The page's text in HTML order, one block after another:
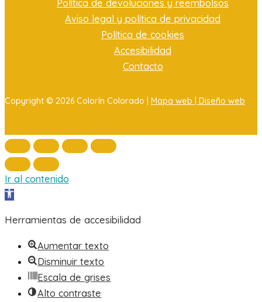
Política de devoluciones y reembolsos
Aviso legal y política de privacidad
Política de cookies
Accesibilidad
Contacto
Copyright © 2026 Colorín Colorado | Mapa web | Diseño web
Ir al contenido
Abrir barra de herramientas
Herramientas de accesibilidad
Aumentar texto
Disminuir texto
Escala de grises
Alto contraste